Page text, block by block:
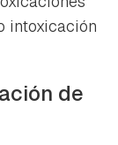
intoxicación
de